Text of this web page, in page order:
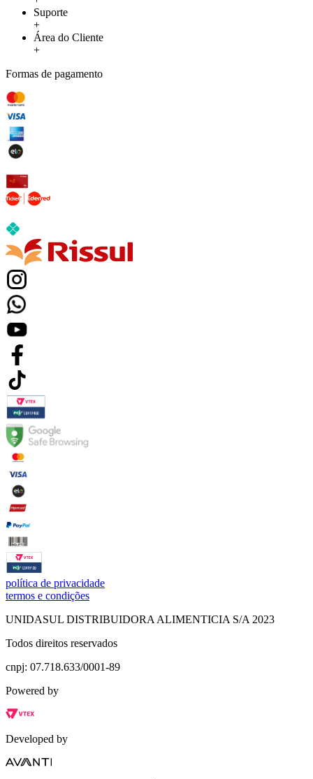
Suporte
+
Área do Cliente
+
Formas de pagamento
política de privacidade
termos e condições
UNIDASUL DISTRIBUIDORA ALIMENTICIA S/A 2023
Todos direitos reservados
cnpj: 07.718.633/0001-89
Powered by
Developed by